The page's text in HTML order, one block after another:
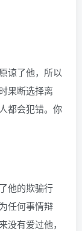
谅了他，所以
果断选择离
都会犯错。你
他的欺骗行
任何事情辩
有爱过他，